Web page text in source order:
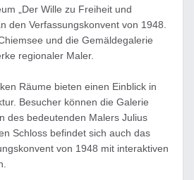
„Der Wille zu Freiheit und
den Verfassungskonvent von 1948.
und die Gemäldegalerie
regionaler Maler.
Räume bieten einen Einblick in
Besucher können die Galerie
des bedeutenden Malers Julius
Schloss befindet sich auch das
von 1948 mit interaktiven